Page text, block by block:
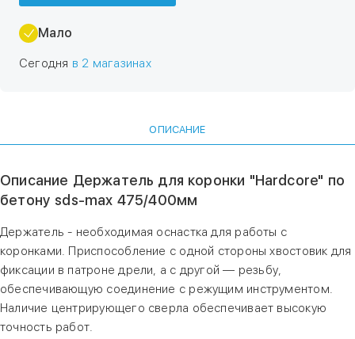
Мало
Сегодня в 2 магазинах
ОПИСАНИЕ
Описание Держатель для коронки "Hardcore" по
бетону sds-max 475/400мм
Держатель - необходимая оснастка для работы с
коронками. Приспособление с одной стороны хвостовик для
фиксации в патроне дрели, а с другой — резьбу,
обеспечивающую соединение с режущим инструментом.
Наличие центрирующего сверла обеспечивает высокую
точность работ.